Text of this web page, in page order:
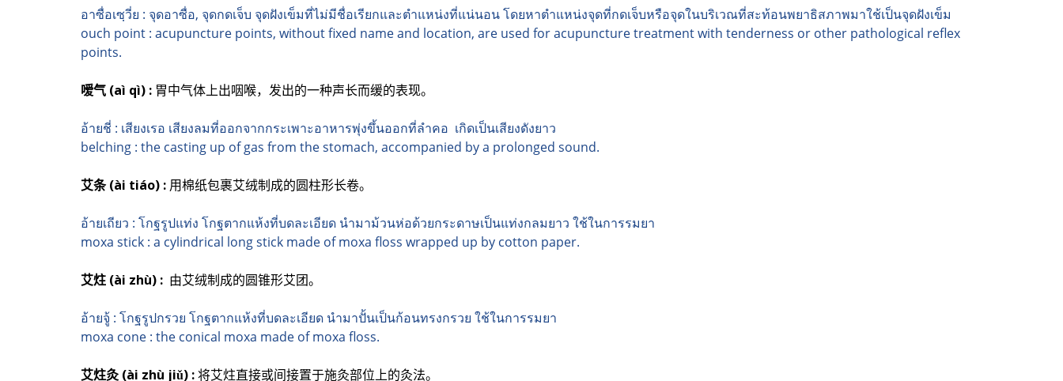
อาซื่อเซฺวี่ย : จุดอาซื่อ, จุดกดเจ็บ จุดฝังเข็มที่ไม่มีชื่อเรียกและตำแหน่งที่แน่นอน โดยหาตำแหน่งจุดที่กดเจ็บหรือจุดในบริเวณที่สะท้อนพยาธิสภาพมาใช้เป็นจุดฝังเข็ม
ouch point : acupuncture points, without fixed name and location, are used for acupuncture treatment with tenderness or other pathological reflex
points.
嗳气 (aì qì) : 胃中气体上出咽喉，发出的一种声长而缓的表现。
อ้ายชี่ : เสียงเรอ เสียงลมที่ออกจากกระเพาะอาหารพุ่งขึ้นออกที่ลำคอ เกิดเป็นเสียงดังยาว
belching : the casting up of gas from the stomach, accompanied by a prolonged sound.
艾条 (ài tiáo) : 用棉纸包裹艾绒制成的圆柱形长卷。
อ้ายเถียว : โกฐรูปแท่ง โกฐตากแห้งที่บดละเอียด นำมาม้วนห่อด้วยกระดาษเป็นแท่งกลมยาว ใช้ในการรมยา
moxa stick : a cylindrical long stick made of moxa floss wrapped up by cotton paper.
艾炷 (ài zhù) : 由艾绒制成的圆锥形艾团。
อ้ายจู้ : โกฐรูปกรวย โกฐตากแห้งที่บดละเอียด นำมาปั้นเป็นก้อนทรงกรวย ใช้ในการรมยา
moxa cone : the conical moxa made of moxa floss.
艾炷灸 (ài zhù jiǔ) :将艾炷直接或间接置于施灸部位上的灸法。